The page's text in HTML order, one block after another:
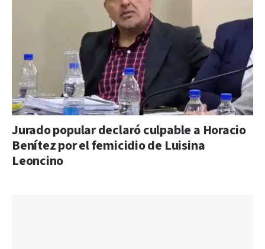
Jurado popular declaró culpable a Horacio
Benítez por el femicidio de Luisina
Leoncino